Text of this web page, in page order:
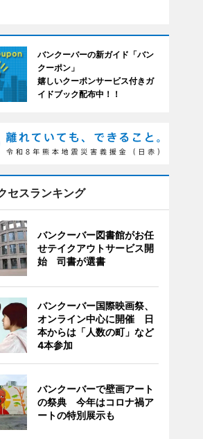
バンクーバーの新ガイド「バン
クーポン」
嬉しいクーポンサービス付きガ
イドブック配布中！！
セスランキング
バンクーバー図書館がお任
せテイクアウトサービス開
始 司書が選書
バンクーバー国際映画祭、
オンライン中心に開催 日
本からは「人数の町」など
4本参加
バンクーバーで壁画アート
の祭典 今年はコロナ禍ア
ートの特別展示も